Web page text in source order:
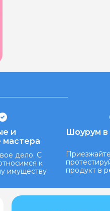
и
дело. С
к
имуществу
Шоурум
продукт в